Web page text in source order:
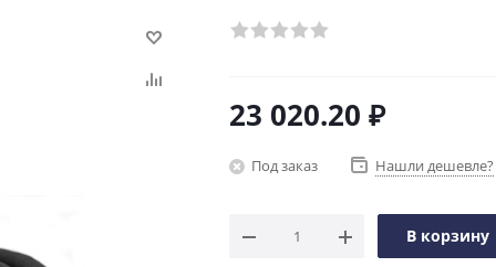
23 020.20 ₽
Под заказ Нашли дешевле?
В корзину